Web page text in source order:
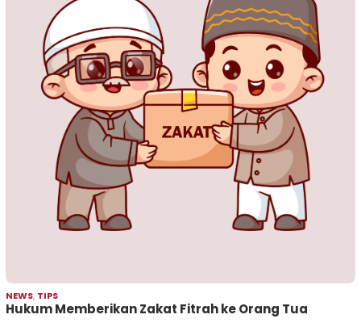
NEWS, TIPS
Hukum Memberikan Zakat Fitrah ke Orang Tua